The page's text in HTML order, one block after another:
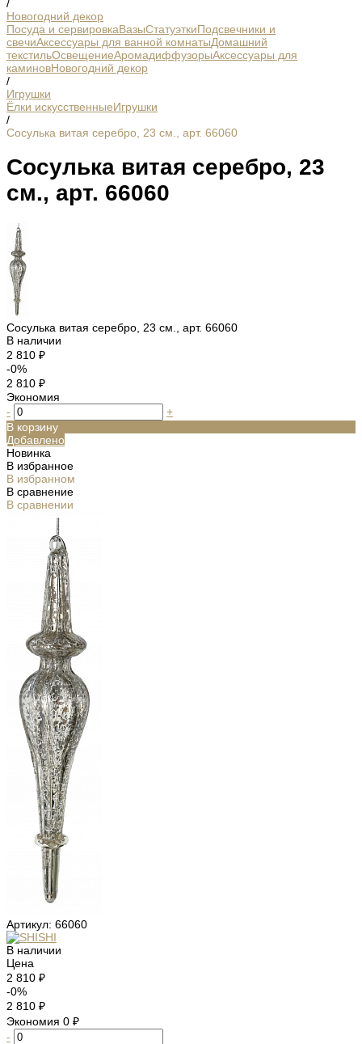
/
Новогодний декор
Посуда и сервировкаВазыСтатуэткиПодсвечники и
свечиАксессуары для ванной комнатыДомашний
текстильОсвещениеАромадиффузорыАксессуары для
каминовНовогодний декор
/
Игрушки
Ёлки искусственныеИгрушки
/
Сосулька витая серебро, 23 см., арт. 66060
Сосулька витая серебро, 23
см., арт. 66060
Сосулька витая серебро, 23 см., арт. 66060
В наличии
2 810 ₽
-0%
2 810 ₽
Экономия
-
+
В корзину
Добавлено
Новинка
В избранное
В избранном
В сравнение
В сравнении
Артикул: 66060
В наличии
Цена
2 810 ₽
-0%
2 810 ₽
Экономия 0 ₽
-